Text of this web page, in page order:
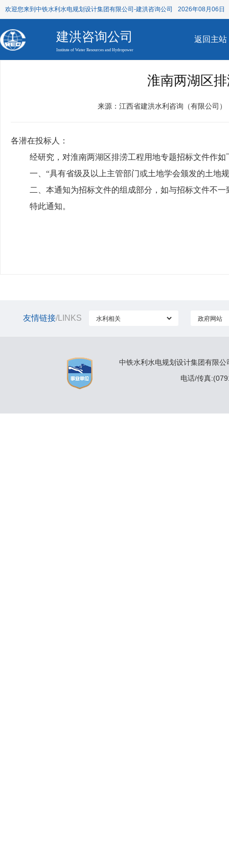
欢迎您来到中铁水利水电规划设计集团有限公司-建洪咨询公司 2026年08月06日
建洪咨询公司
Institute of Water Resources and Hydropower
返回主站
淮南两湖区
来源：江西省建洪水利咨询（有限公司）
各潜在投标人：
经研究，对淮南两湖区排涝工程用地专题招标文件作如
一、“具有省级及以上主管部门或土地学会颁发的土地
二、本通知为招标文件的组成部分，如与招标文件不
特此通知。
友情链接/LINKS
中铁水利水电规划设计集团有限
电话/传真